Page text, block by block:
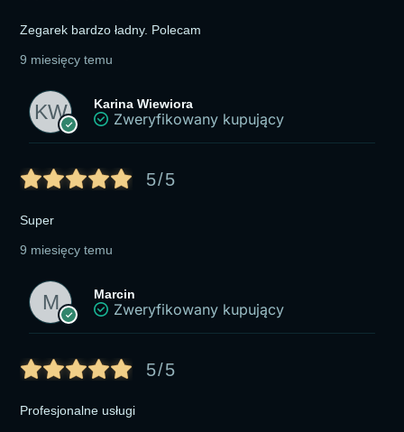
Zegarek bardzo ładny. Polecam
9 miesięcy temu
Karina Wiewiora
Zweryfikowany kupujący
5/5
Super
9 miesięcy temu
Marcin
Zweryfikowany kupujący
5/5
Profesjonalne usługi